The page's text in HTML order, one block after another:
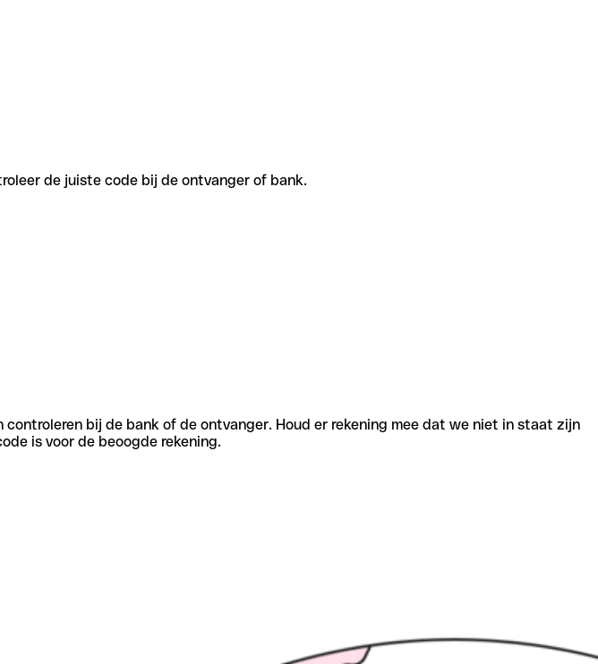
de juiste code bij de ontvanger of bank.
bij de bank of de ontvanger. Houd er rekening mee dat we niet in staat zijn
is voor de beoogde rekening.